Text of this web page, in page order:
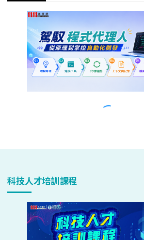
科技人才培訓課程